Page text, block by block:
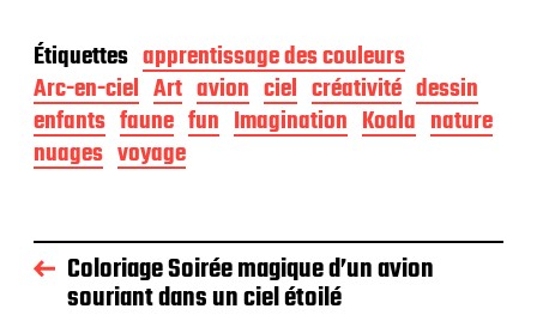
Étiquettes apprentissage des couleurs
Arc-en-ciel Art avion ciel créativité dessin
enfants faune fun Imagination Koala nature
nuages voyage
Coloriage Soirée magique d’un avion
souriant dans un ciel étoilé